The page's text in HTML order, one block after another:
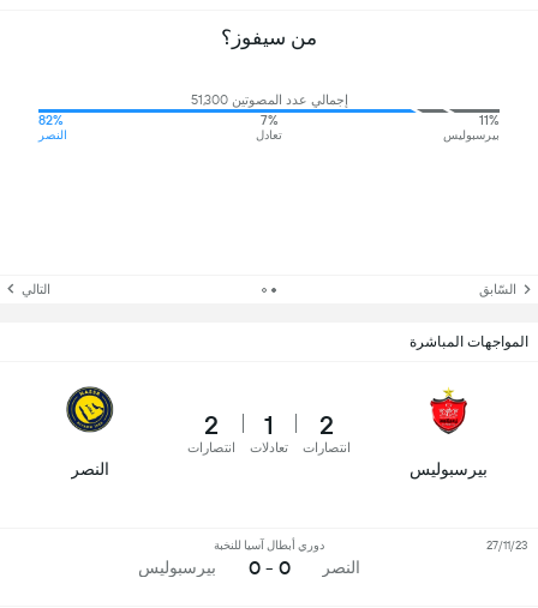
من سيفوز؟
إجمالي عدد المصوتين 51,300
11%
بیرسبولیس
7%
تعادل
82%
النصر
السّابق التالي
المواجهات المباشرة
بیرسبولیس
2
انتصارات
1
تعادلات
2
انتصارات
النصر
النصر
دوري أبطال آسيا للنخبة
0 - 0 بیرسبولیس
27/11/23